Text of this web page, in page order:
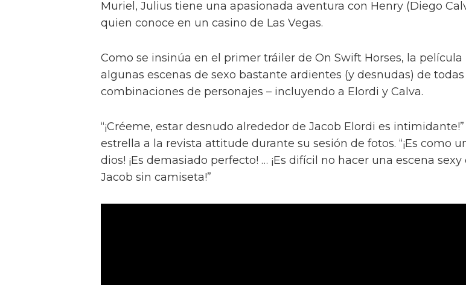
Muriel, Julius tiene una apasionada aventura con Henry (Diego
quien conoce en un casino de Las Vegas.
Como se insinúa en el primer tráiler de On Swift Horses, la película
algunas escenas de sexo bastante ardientes (y desnudas) de todas
combinaciones de personajes – incluyendo a Elordi y Calva.
“¡Créeme, estar desnudo alrededor de Jacob Elordi es
estrella a la revista attitude durante su sesión de fotos. “¡Es como
dios! ¡Es demasiado perfecto! … ¡Es difícil no hacer una escena sexy
Jacob sin camiseta!”